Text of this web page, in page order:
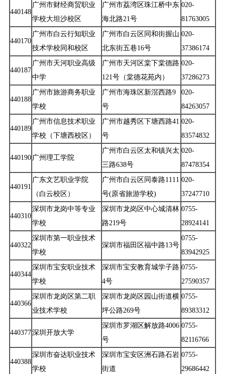
440148
广州市财经商贸职业
学校大坦沙校区
广州市荔湾区珠江桥中东
海北路21号
020-
81763005
440170
广州市白云行知职业
技术学校同和校区
广州市白云区同和街握山
北东街五巷16号
020-
37386174
440187
广州市天河职业高级
中学
广州市天河区棠下棠德路
121号（棠德花苑内）
020-
37286273
440188
广州市旅游商务职业
学校
广州市海珠区新滘西路9
号
020-
84263057
440189
广州市信息技术职业
学校（下塘西校区）
广州市越秀区下塘西路41
号
020-
83574832
440190 广州理工学院
广州市白云区太和镇兴太
三路638号
020-
87478354
440191
广东文艺职业学院
（白云校区）
广州市白云区同泰路1111
号(原省旅游学校)
020-
37247710
440310
深圳市龙岗中等专业
学校
深圳市龙岗区中心城清林
路219号
0755-
28924141
440322
深圳市第一职业技术
学校
深圳市福田区福中路13号
0755-
83942925
440344
深圳市宝安职业技术
学校
深圳市宝安教育城学子路
4号
0755-
27590357
440366
深圳市龙岗区第二职
业技术学校
深圳市龙岗区园山街道横
坪公路269号
0755-
89383312
440377深圳开放大学
深圳市罗湖区解放路4006
号
0755-
82116766
440388
深圳市奋达职业技术
学校
深圳市宝安区洲石路石岩
街道
0755-
29686442